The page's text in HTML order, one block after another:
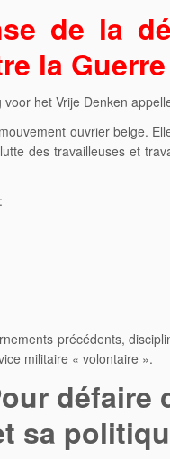
de la
la
het Vrije Denken
ouvrier belge.
des travailleuses et
précédents,
militaire « volontaire ».
défaire
sa